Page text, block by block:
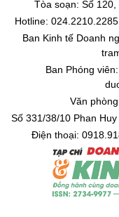
Tòa soạn: Số 120,
Hotline:
Ban Kinh tế Doanh
Ban Phóng
Văn
Số 331/38/10 Phan
Điện thoại: